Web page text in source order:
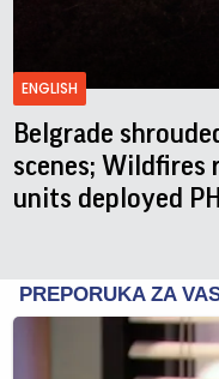
ENGLISH
Belgrade
scenes; Wildfires
units deployed